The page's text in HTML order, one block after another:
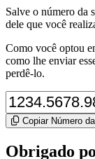
Salve o número da
dele que você
Como você optou
como lhe enviar
perdê-lo.
Copiar Número
Obrigado